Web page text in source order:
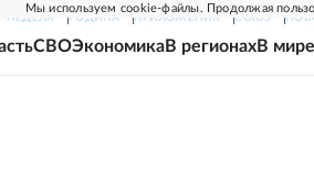
Мы используем cookie-файлы. Продолжая
НЕДЕЛЯ РОДИНА ПРИЛОЖЕНИЯ СОЮЗ
СВОЭкономикаВ регионахВ мире